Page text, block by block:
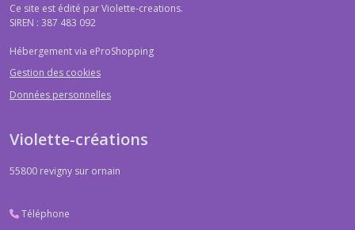
Ce site est édité par Violette-creations.
SIREN : 387 483 092
Hébergement via eProShopping
Gestion des cookies
Données personnelles
Violette-créations
55800 revigny sur ornain
Téléphone